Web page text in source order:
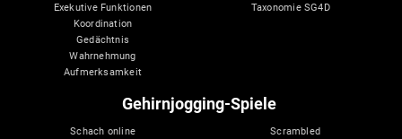
Exekutive Funktionen
Koordination
Gedächtnis
Wahrnehmung
Aufmerksamkeit
Taxonomie SG4D
Gehirnjogging-Spiele
Schach online
Scrambled